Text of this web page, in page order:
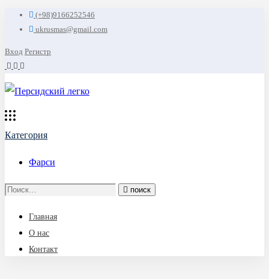
(+98)9166252546
ukrusmas@gmail.com
Вход Регистр
Категория
Фарси
Search
поиск
Главная
О нас
Контакт